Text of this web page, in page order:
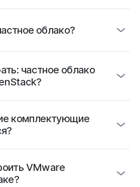
и оплата
облако?
частное облако
комплектующие
VMware